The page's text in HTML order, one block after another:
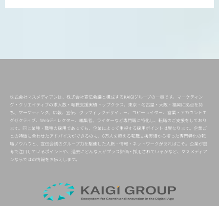
株式会社マスメディアンは、株式会社宣伝会議と構成するKAIGIグループの一員です。マーケティン
グ・クリエイティブの求人数・転職支援実績トップクラス。東京・名古屋・大阪・福岡に拠点を持
ち、マーケティング、広報、宣伝、グラフィックデザイナー、コピーライター、営業・アカウントエ
グゼクティブ、Webディレクター、編集者、ライターなど専門職に特化し、転職のご支援をしており
ます。同じ業種・職種の採用であっても、企業によって重視する採用ポイントは異なります。企業ご
との特徴に合わせたアドバイスができるのも、6万人を超える転職支援実績から培った専門特化の転
職ノウハウと、宣伝会議のグループ力を駆使した人脈・情報・ネットワークがあればこそ。企業が選
考で注目しているポイントや、過去にどんな人がプラス評価・採用されているかなど、マスメディア
ンならではの情報をお伝えします。